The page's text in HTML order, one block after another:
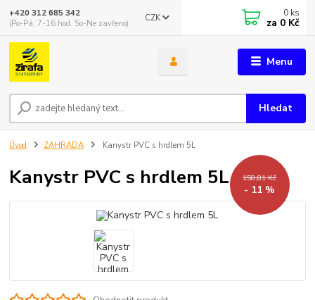
Menu
CZK
Hledat
+420 312 685 342
(Po-Pá, 7-16 hod. So-Ne zavřeno)
0 ks
za 0 Kč
Úvod ZAHRADA Kanystr PVC s hrdlem 5L
Kanystr PVC s hrdlem 5L 158,81 Kč
- 11 %